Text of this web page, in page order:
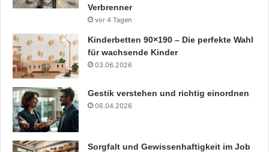
Verbrenner
vor 4 Tagen
Kinderbetten 90×190 – Die perfekte Wahl
für wachsende Kinder
03.06.2026
Gestik verstehen und richtig einordnen
06.04.2026
Sorgfalt und Gewissenhaftigkeit im Job